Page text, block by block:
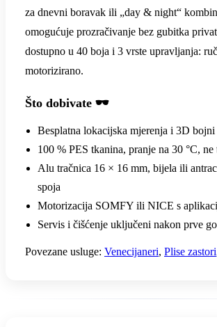
za dnevni boravak ili „day & night“
omogućuje prozračivanje bez gubitka
dostupno u 40 boja i 3 vrste upravljanja:
motorizirano.
Što dobivate 🕶️
Besplatna lokacijska mjerenja i 3D
100 % PES tkanina, pranje na 30 °C, ne
Alu tračnica 16 × 16 mm, bijela ili
spoja
Motorizacija SOMFY ili NICE s
Servis i čišćenje uključeni nakon prve
Povezane usluge: Venecijaneri, Plise zastori